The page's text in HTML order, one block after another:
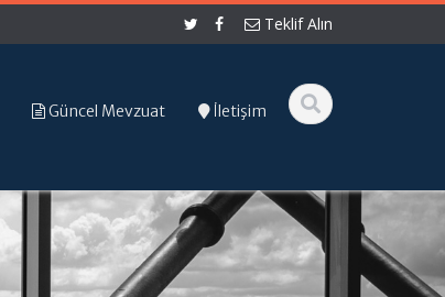
Teklif Alın
Güncel Mevzuat İletişim